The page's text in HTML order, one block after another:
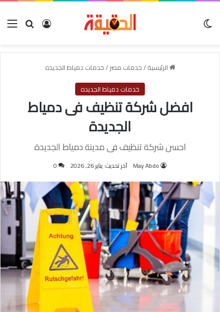
بحث عنتسجيل
الرئيسية/خدمات مصر/خدمات دمياط الجديده
خدمات دمياط الجديده
افضل شركة تنظيف فى دمياط
الجديدة
احسن شركة تنظيف فى مدينة دمياط الجديدة
May Abdo آخر تحديث: يناير 26, 2026 0